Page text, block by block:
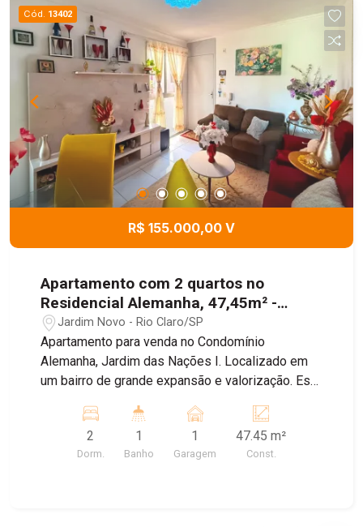
Cód. 13402
R$ 155.000,00 V
Apartamento com 2 quartos no
Residencial Alemanha, 47,45m² -
Jardim Novo, Rio Claro/SP
Jardim Novo - Rio Claro/SP
Apartamento para venda no Condomínio
Alemanha, Jardim das Nações I. Localizado em
um bairro de grande expansão e valorização. Este
dois ambientes, cozinha com armários integrada
à área de serviço, 2 dormitórios, sendo um deles
com vista livre, além de banheiro social com box.
2
Dorm.
1
Banho
1
Garagem
47.45 m²
Const.